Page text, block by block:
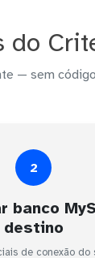
do
— sem
2
banco
destino
de conexão do